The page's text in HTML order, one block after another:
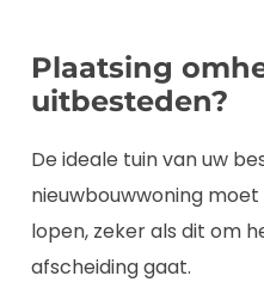
Plaatsing
uitbesteden?
De ideale tuin van uw
nieuwbouwwoning
lopen, zeker als dit om
afscheiding gaat.